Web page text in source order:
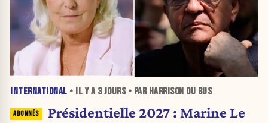
INTERNATIONAL • IL Y A 3 JOURS• PAR HARRISON DU BUS
Présidentielle 2027 : Marine Le